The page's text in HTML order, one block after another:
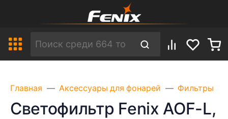
Главная Аксессуары для фонарей Фильтры
Светофильтр Fenix AOF-L,